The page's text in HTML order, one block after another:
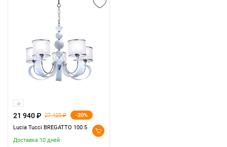
21 940 ₽ 27 425 ₽
-20%
Lucia Tucci BREGATTO 100.5
Доставка 10 дней